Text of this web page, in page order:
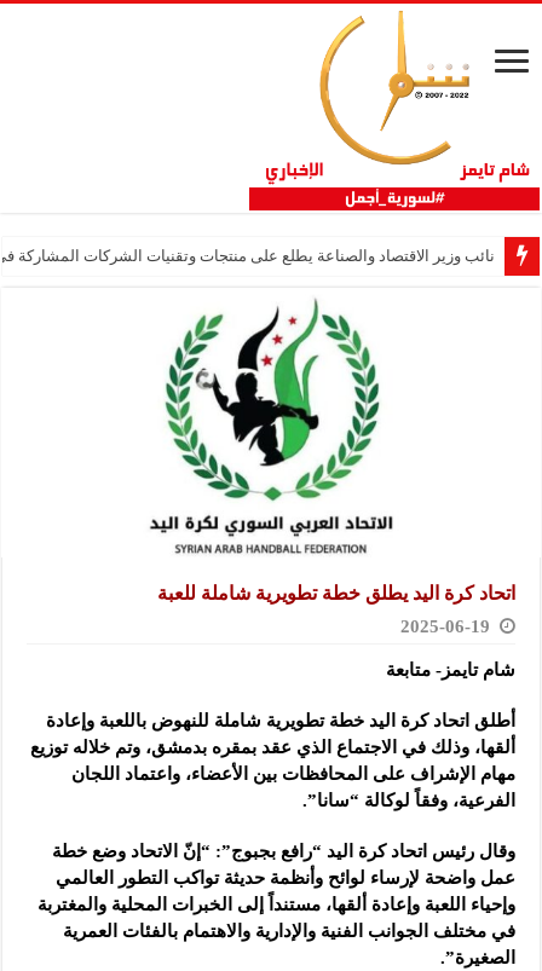
نائب وزير الاقتصاد والصناعة يطلع على منتجات وتقنيات الشركات المشاركة في
اتحاد كرة اليد يطلق خطة تطويرية شاملة للعبة
2025-06-19
شام تايمز- متابعة
أطلق اتحاد كرة اليد خطة تطويرية شاملة للنهوض باللعبة وإعادة
ألقها، وذلك في الاجتماع الذي عقد بمقره بدمشق، وتم خلاله توزيع
مهام الإشراف على المحافظات بين الأعضاء، واعتماد اللجان
الفرعية، وفقاً لوكالة “سانا”.
وقال رئيس اتحاد كرة اليد “رافع بجبوج”: “إنّ الاتحاد وضع خطة
عمل واضحة لإرساء لوائح وأنظمة حديثة تواكب التطور العالمي
وإحياء اللعبة وإعادة ألقها، مستنداً إلى الخبرات المحلية والمغتربة
في مختلف الجوانب الفنية والإدارية والاهتمام بالفئات العمرية
الصغيرة”.